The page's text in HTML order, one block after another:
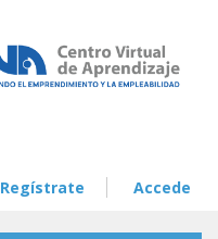
Regístrate Accede